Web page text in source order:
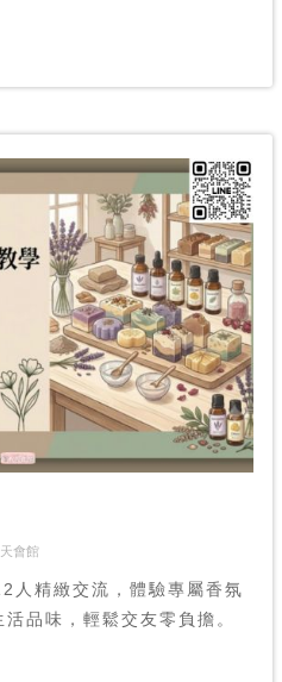
會館
人精緻交流，體驗專屬香氛
品味，輕鬆交友零負擔。